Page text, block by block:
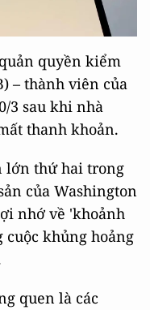
quyền kiểm
– thành viên của
3 sau khi nhà
thanh khoản.
lớn thứ hai trong
của Washington
nhớ về 'khoảnh
khủng hoảng
quen là các